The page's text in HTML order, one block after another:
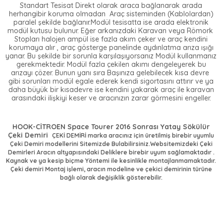
Standart Tesisat Direkt olarak araca bağlanarak arada
herhangibir koruma olmadan Araç sisteminden (Kablolardan)
paralel şekilde bağlanır.Modül tesisatta ise arada elektronik
modül kutusu bulunur. Eğer arkanızdaki Karavan veya Römork
Stopları halojen ampül ise fazla akım çeker ve araç kendini
korumaya alır , araç gösterge panelinde aydınlatma arıza ışığı
yanar. Bu şekilde bir sorunla karşılaşıyorsanız Modül kullanmanız
gerekmektedir. Modül fazla çekilen akımı dengeleyerek bu
arızayı çözer. Bunun yanı sıra Başınıza gelebilecek kısa devre
gibi sorunları modül egale ederek kendi sigortasını attırır ve ya
daha büyük bir kısadevre ise kendini yakarak araç ile karavan
arasındaki ilişkiyi keser ve aracınızın zarar görmesini engeller.
HOOK-CİTROEN Space Tourer 2016 Sonrası Yatay Sökülür
Çeki Demiri ÇEKİ DEMİRİ marka aracınız için üretilmiş birebir uyumlu
Çeki Demiri modellerini Sitemizde Bulabilirsiniz.Websitemizdeki Çeki
Demirleri Aracın altyapısındaki Deliklere birebir uyum sağlamaktadır .
Kaynak ve ya kesip biçme Yöntemi ile kesinlikle montajlanmamaktadır.
Çeki demiri Montaj işlemi, aracın modeline ve çekici demirinin türüne
bağlı olarak değişiklik gösterebilir.